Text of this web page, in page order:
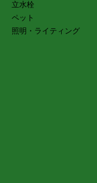
立水栓
ペット
照明・ライティング